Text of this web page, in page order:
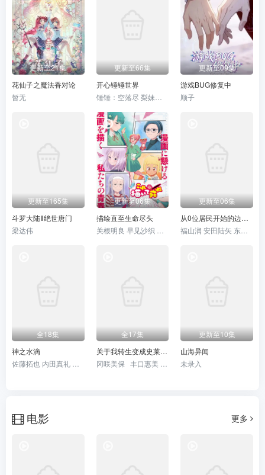
更新至21集
花仙子之魔法香对论
暂无
更新至66集
开心锤锤世界
更新至09集
游戏BUG修复中
顺子
更新至165集
斗罗大陆Ⅱ绝世唐门
梁达伟
更新至06集
描绘直至生命尽头
更新至06集
从0位居民开始的边境领主大人
全18集
神之水滴
全17集
关于我转生变成史莱姆这档事第四季
更新至10集
山海异闻
未录入
电影 更多